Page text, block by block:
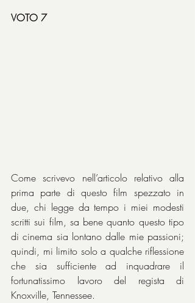
VOTO 7
Come scrivevo nell’articolo relativo alla
prima parte di questo film spezzato in
due, chi legge da tempo i miei modesti
scritti sui film, sa bene quanto questo tipo
di cinema sia lontano dalle mie passioni;
quindi, mi limito solo a qualche riflessione
che sia sufficiente ad inquadrare il
fortunatissimo lavoro del regista di
Knoxville, Tennessee.